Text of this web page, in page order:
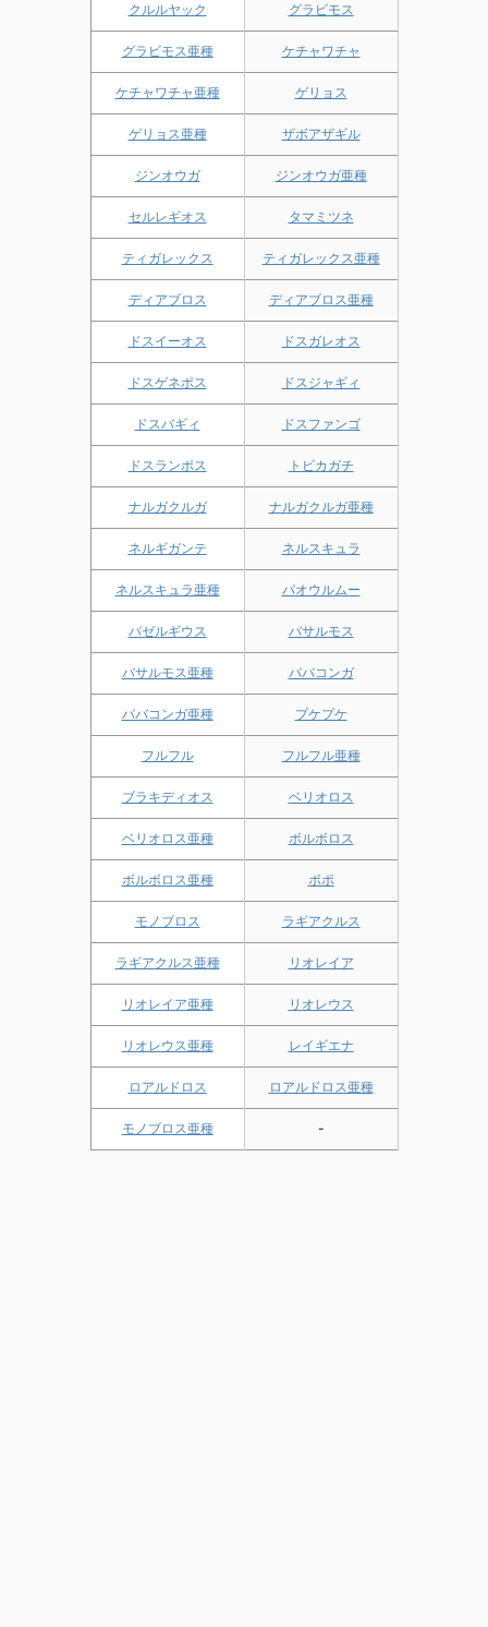
クルルヤック グラビモス
グラビモス亜種 ケチャワチャ
ケチャワチャ亜種 ゲリョス
ゲリョス亜種 ザボアザギル
ジンオウガ ジンオウガ亜種
セルレギオス タマミツネ
ティガレックス ティガレックス亜種
ディアブロス ディアブロス亜種
ドスイーオス ドスガレオス
ドスゲネポス ドスジャギィ
ドスバギィ ドスファンゴ
ドスランポス トビカガチ
ナルガクルガ ナルガクルガ亜種
ネルギガンテ ネルスキュラ
ネルスキュラ亜種 パオウルムー
バゼルギウス バサルモス
バサルモス亜種 ババコンガ
ババコンガ亜種 プケプケ
フルフル フルフル亜種
ブラキディオス ベリオロス
ベリオロス亜種 ボルボロス
ボルボロス亜種 ポポ
モノブロス ラギアクルス
ラギアクルス亜種 リオレイア
リオレイア亜種 リオレウス
リオレウス亜種 レイギエナ
ロアルドロス ロアルドロス亜種
モノブロス亜種 -